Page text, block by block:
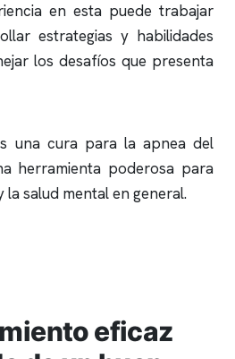
en esta puede trabajar
estrategias y habilidades
los desafíos que presenta
una cura para la apnea del
herramienta poderosa para
la salud mental en general.
eficaz